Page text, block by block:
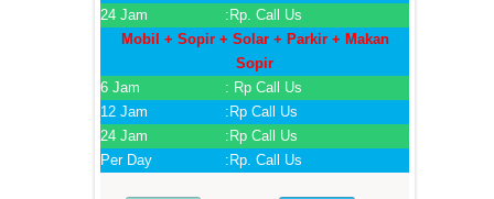
24 Jam
:Rp. Call Us
Mobil + Sopir + Solar + Parkir + Makan
Sopir
6 Jam
: Rp Call Us
12 Jam
:Rp Call Us
24 Jam
:Rp Call Us
Per Day
:Rp. Call Us